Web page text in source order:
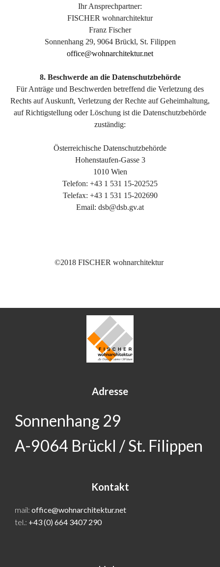
Ihr Ansprechpartner:
FISCHER wohnarchitektur
Franz Fischer
Sonnenhang 29, 9064 Brückl, St. Filippen
office@wohnarchitektur.net
8. Beschwerde an die Datenschutzbehörde
Für Anträge und Beschwerden betreffend die Verletzung des
Rechts auf Auskunft, Verletzung der Rechte auf Geheimhaltung,
auf Richtigstellung oder Löschung ist die Datenschutzbehörde
zuständig:
Österreichische Datenschutzbehörde
Hohenstaufen-Gasse 3
1010 Wien
Telefon: +43 1 531 15-202525
Telefax: +43 1 531 15-202690
Email: dsb@dsb.gv.at
©2018 FISCHER wohnarchitektur
Adresse
Sonnenhang 29
A-9064 Brückl / St. Filippen
Kontakt
mail: office@wohnarchitektur.net
tel.: +43 (0) 664 3407 290